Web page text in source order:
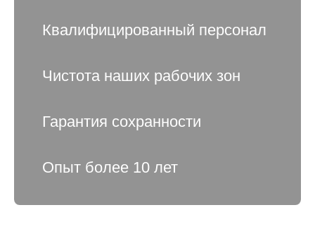
Квалифицированный персонал
Чистота наших рабочих зон
Гарантия сохранности
Опыт более 10 лет